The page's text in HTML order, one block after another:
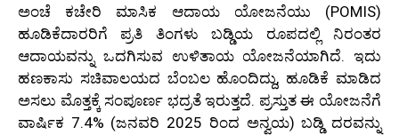
ಅಂಚೆ ಕಚೇರಿ ಮಾಸಿಕ ಆದಾಯ ಯೋಜನೆಯು (POMIS)
ಹೂಡಿಕೆದಾರರಿಗೆ ಪ್ರತಿ ತಿಂಗಳು ಬಡ್ಡಿಯ ರೂಪದಲ್ಲಿ ನಿರಂತರ
ಆದಾಯವನ್ನು ಒದಗಿಸುವ ಉಳಿತಾಯ ಯೋಜನೆಯಾಗಿದೆ. ಇದು
ಹಣಕಾಸು ಸಚಿವಾಲಯದ ಬೆಂಬಲ ಹೊಂದಿದ್ದು, ಹೂಡಿಕೆ ಮಾಡಿದ
ಅಸಲು ಮೊತ್ತಕ್ಕೆ ಸಂಪೂರ್ಣ ಭದ್ರತೆ ಇರುತ್ತದೆ. ಪ್ರಸ್ತುತ ಈ ಯೋಜನೆಗೆ
ವಾರ್ಷಿಕ 7.4% (ಜನವರಿ 2025 ರಿಂದ ಅನ್ವಯ) ಬಡ್ಡಿ ದರವನ್ನು